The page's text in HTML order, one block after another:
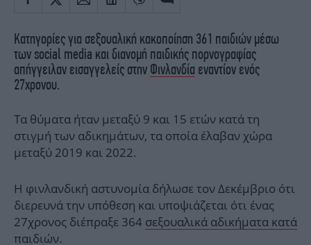
Κατηγορίες για σεξουαλική κακοποίηση 361 παιδιών μέσω
των social media και διανομή παιδικής πορνογραφίας
απήγγειλαν εισαγγελείς στην Φινλανδία εναντίον ενός
27χρονου.
Τα θύματα ήταν μεταξύ 9 και 15 ετών κατά τη
στιγμή των αδικημάτων, τα οποία έλαβαν χώρα
μεταξύ 2019 και 2022.
Η φινλανδική αστυνομία δήλωσε τον Δεκέμβριο ότι
διερευνά την υπόθεση και υποψιάζεται ότι ένας
27χρονος διέπραξε 364 σεξουαλικά αδικήματα κατά
παιδιών.